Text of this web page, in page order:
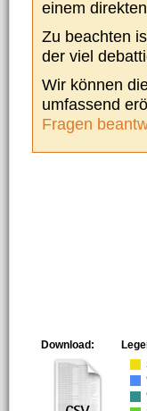
einem
Zu beachten
der viel
Wir können
umfassend
Fragen
Download: